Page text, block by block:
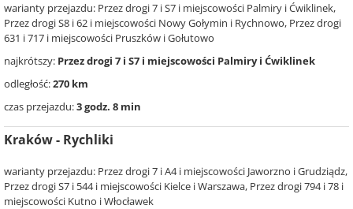
warianty przejazdu: Przez drogi 7 i S7 i miejscowości Palmiry i Ćwiklinek,
Przez drogi S8 i 62 i miejscowości Nowy Gołymin i Rychnowo, Przez drogi
631 i 717 i miejscowości Pruszków i Gołutowo
najkrótszy: Przez drogi 7 i S7 i miejscowości Palmiry i Ćwiklinek
odległość:270 km
czas przejazdu:3 godz. 8 min
Kraków - Rychliki
warianty przejazdu: Przez drogi 7 i A4 i miejscowości Jaworzno i Grudziądz,
Przez drogi S7 i 544 i miejscowości Kielce i Warszawa, Przez drogi 794 i 78 i
miejscowości Kutno i Włocławek